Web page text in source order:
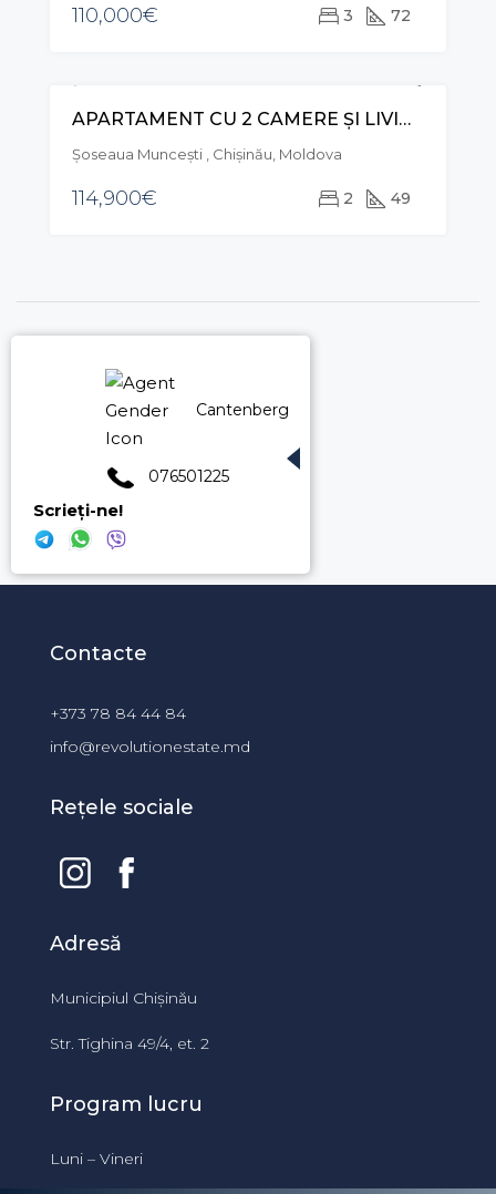
110,000€ 3 72
VÂNZARE
APARTAMENT CU 2 CAMERE ȘI LIVING, STR. MUNCEȘTI, BOTANICA
Șoseaua Muncești , Chișinău, Moldova
114,900€ 2 49
Cantenberg Roman 076501225
076501225
Scrieți-ne!
Contacte
+373 78 84 44 84
info@revolutionestate.md
Rețele sociale
Adresă
Municipiul Chișinău
Str. Tighina 49/4, et. 2
Program lucru
Luni – Vineri